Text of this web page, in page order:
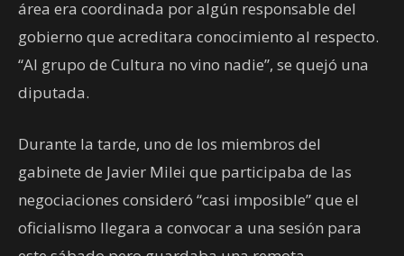
área era coordinada por algún responsable del
gobierno que acreditara conocimiento al respecto.
“Al grupo de Cultura no vino nadie”, se quejó una
diputada.
Durante la tarde, uno de los miembros del
gabinete de Javier Milei que participaba de las
negociaciones consideró “casi imposible” que el
oficialismo llegara a convocar a una sesión para